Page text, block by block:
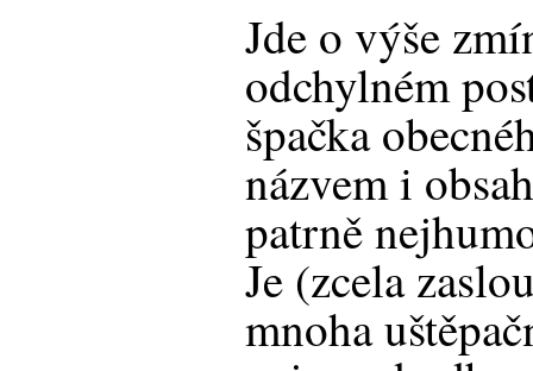
Jde o výše
odchylném
špačka
názvem i
patrně
Je (zcela
mnoha